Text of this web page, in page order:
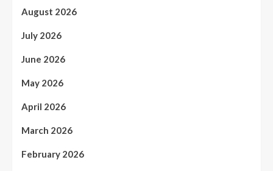
August 2026
July 2026
June 2026
May 2026
April 2026
March 2026
February 2026